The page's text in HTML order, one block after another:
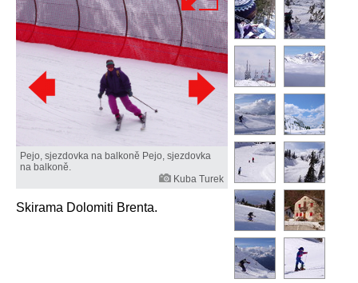
Pejo, sjezdovka na balkoně Pejo, sjezdovka
na balkoně.
Kuba Turek
Skirama Dolomiti Brenta.